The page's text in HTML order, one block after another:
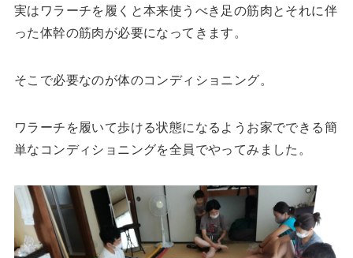
実はワラーチを履くと本来使うべき足の筋肉とそれに伴
った体幹の筋肉が必要になってきます。
そこで必要なのが体のコンディショニング。
ワラーチを履いて歩ける状態になるようお家でできる簡
単なコンディショニングを全員でやってみました。